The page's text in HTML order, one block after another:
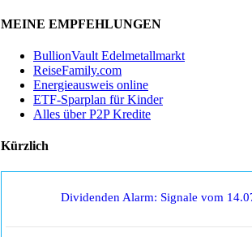
MEINE EMPFEHLUNGEN
BullionVault Edelmetallmarkt
ReiseFamily.com
Energieausweis online
ETF-Sparplan für Kinder
Alles über P2P Kredite
Kürzlich
Dividenden Alarm: Signale vom